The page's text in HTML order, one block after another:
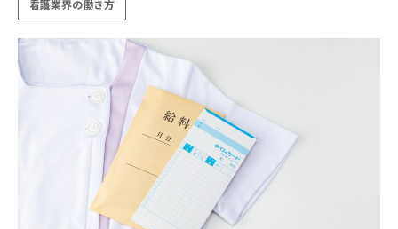
看護業界の働き方